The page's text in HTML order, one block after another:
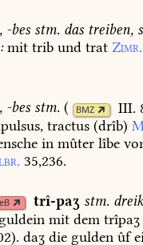
, -bes stm. dastreiben,
mit trib und trat Zimr.
, -bes stm. ( BMZ
III.
tractus (drîb)
in mûter lîbe
35,236.
trî-paʒ stm.
guldein mit dem trîpaʒ
). daʒ die gulden ûf